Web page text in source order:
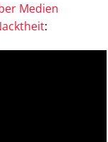
Medien
: